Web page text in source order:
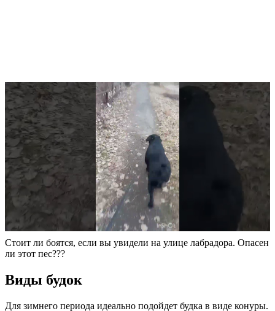
Стоит ли боятся, если вы увидели на улице лабрадора. Опасен
ли этот пес???
Виды будок
Для зимнего периода идеально подойдет будка в виде конуры.